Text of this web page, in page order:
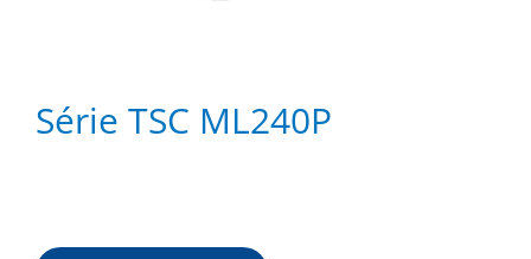
Série TSC ML240P